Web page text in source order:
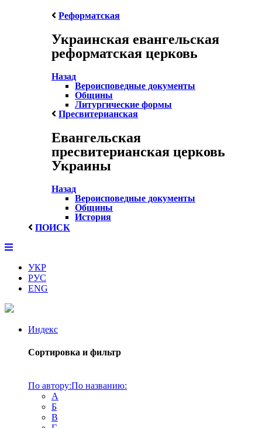
Реформатская
Украинская евангельская
реформатская церковь
Назад
Вероисповедные документы
Общины
Литургические формы
Пресвитерианская
Евангельская
пресвитерианская церковь
Украины
Назад
Вероисповедные документы
Общины
История
ПОИСК
УКР
РУС
ENG
Индекс
Сортировка и фильтр
По автору:По названию:
А
Б
В